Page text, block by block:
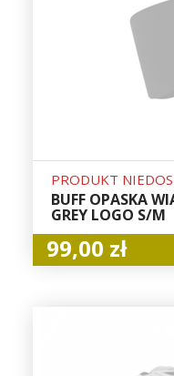
PRODUKT
BUFF OPASKA
GREY LOGO S/M
99,00 zł